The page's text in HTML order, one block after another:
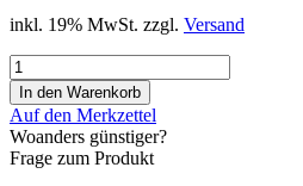
inkl. 19% MwSt. zzgl. Versand
Auf den Merkzettel
Woanders günstiger?
Frage zum Produkt